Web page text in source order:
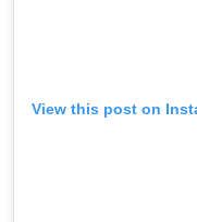
View this post on